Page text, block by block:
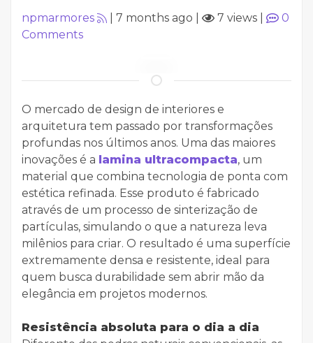
npmarmores 7 months ago 7 views
0
Comments
O mercado de design de interiores e
arquitetura tem passado por transformações
profundas nos últimos anos. Uma das maiores
inovações é a lamina ultracompacta, um
material que combina tecnologia de ponta com
estética refinada. Esse produto é fabricado
através de um processo de sinterização de
partículas, simulando o que a natureza leva
milênios para criar. O resultado é uma superfície
extremamente densa e resistente, ideal para
quem busca durabilidade sem abrir mão da
elegância em projetos modernos.
Resistência absoluta para o dia a dia